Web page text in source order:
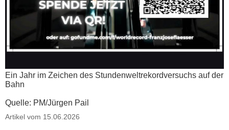
Ein Jahr im Zeichen des Stundenweltrekordversuchs auf der
Bahn
Quelle: PM/Jürgen Pail
Artikel vom 15.06.2026